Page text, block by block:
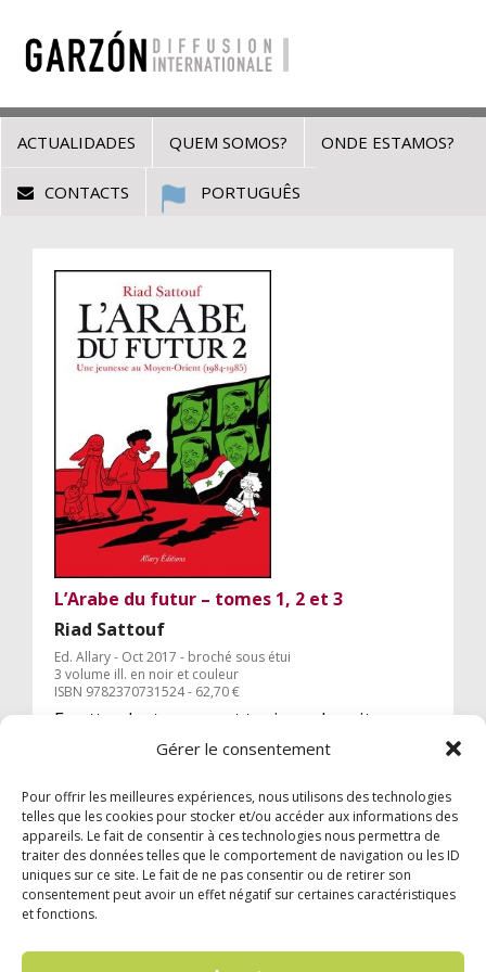
Gérer le consentement
Pour offrir les meilleures expériences, nous utilisons des technologies
telles que les cookies pour stocker et/ou accéder aux informations des
appareils. Le fait de consentir à ces technologies nous permettra de
traiter des données telles que le comportement de navigation ou les ID
uniques sur ce site. Le fait de ne pas consentir ou de retirer son
consentement peut avoir un effet négatif sur certaines caractéristiques
et fonctions.
ACTUALIDADES QUEM SOMOS? ONDE ESTAMOS?
CONTACTS PORTUGUÊS
L’Arabe du futur – tomes 1, 2 et 3
Riad Sattouf
Ed. Allary - Oct 2017 - broché sous étui
3 volume ill. en noir et couleur
ISBN 9782370731524 - 62,70 €
En attendant encore et toujours la suite
impatiemment, un très beau coffret pour les